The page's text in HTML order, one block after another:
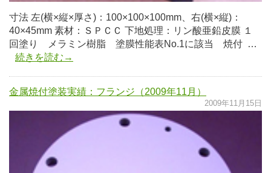
寸法 左(横×縦×厚さ)：100×100×100mm、右(横×縦)：
40×45mm 素材：ＳＰＣＣ 下地処理：リン酸亜鉛皮膜 １
回塗り メラミン樹脂 塗膜性能表No.1に該当 焼付 …
続きを読む→
金属焼付塗装実績：フランジ（2009年11月）
2009年11月15日